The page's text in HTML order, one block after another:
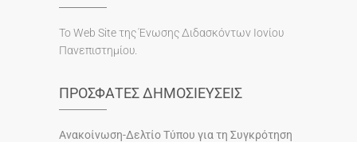
To Web Site της Ένωσης Διδασκόντων Ιονίου
Πανεπιστημίου.
ΠΡΟΣΦΑΤΕΣ ΔΗΜΟΣΙΕΥΣΕΙΣ
Ανακοίνωση-Δελτίο Τύπου για τη Συγκρότηση